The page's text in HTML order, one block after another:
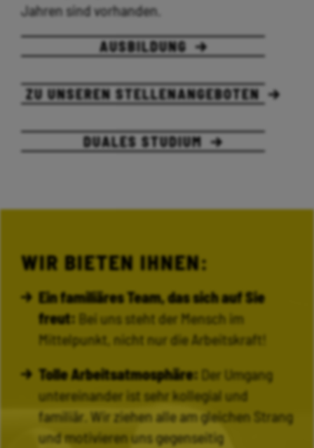
Jahren sind vorhanden.
AUSBILDUNG
ZU UNSEREN STELLENANGEBOTEN
DUALES STUDIUM
WIR BIETEN IHNEN:
Ein familiäres Team, das sich auf Sie
freut: Bei uns steht der Mensch im
Mittelpunkt, nicht nur die Arbeitskraft!
Tolle Arbeitsatmosphäre: Der Umgang
untereinander ist sehr kollegial und
familiär. Wir ziehen alle am gleichen Strang
und motivieren uns gegenseitig